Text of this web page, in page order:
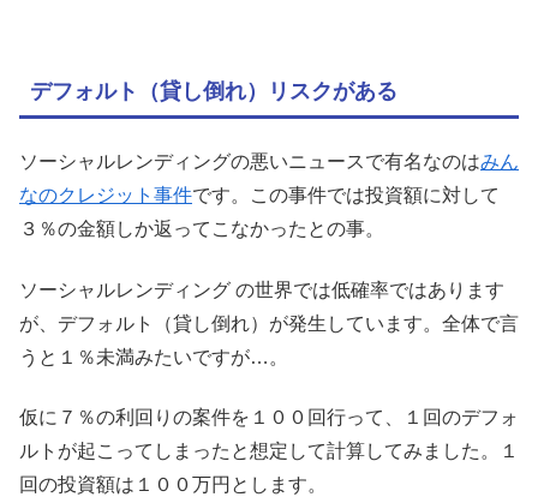
デフォルト（貸し倒れ）リスクがある
ソーシャルレンディングの悪いニュースで有名なのはみん
なのクレジット事件です。この事件では投資額に対して
３％の金額しか返ってこなかったとの事。
ソーシャルレンディング の世界では低確率ではあります
が、デフォルト（貸し倒れ）が発生しています。全体で言
うと１％未満みたいですが…。
仮に７％の利回りの案件を１００回行って、１回のデフォ
ルトが起こってしまったと想定して計算してみました。１
回の投資額は１００万円とします。